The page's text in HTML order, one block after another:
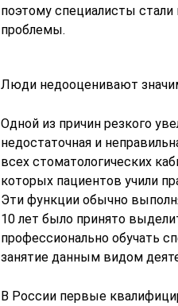
поэтому специалисты
проблемы.
Люди недооценивают
Одной из причин резкого
недостаточная и
всех стоматологических
которых пациентов учили
Эти функции обычно
10 лет было принято
профессионально обучать
занятие данным видом
В России первые